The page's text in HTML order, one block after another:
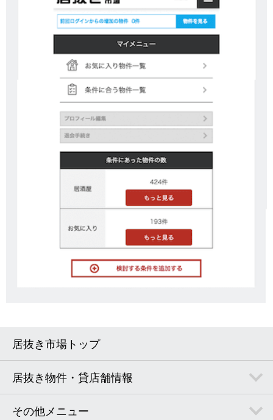
居抜き市場トップ
居抜き物件・貸店舗情報
その他メニュー